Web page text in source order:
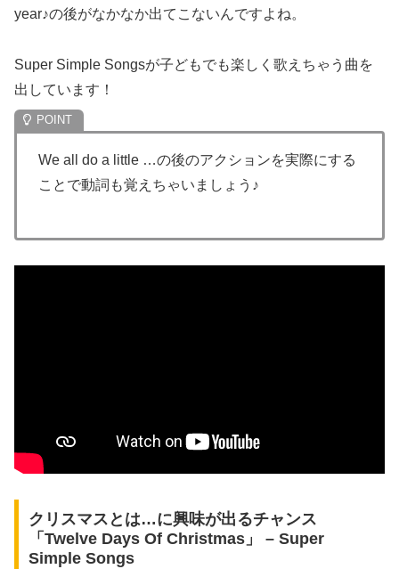
year♪の後がなかなか出てこないんですよね。
Super Simple Songsが子どもでも楽しく歌えちゃう曲を
出しています！
We all do a little …の後のアクションを実際にする
ことで動詞も覚えちゃいましょう♪
クリスマスとは…に興味が出るチャンス
「Twelve Days Of Christmas」 – Super
Simple Songs